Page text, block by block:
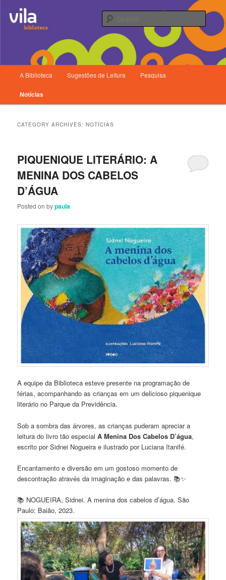
Biblioteca da Vila
Search
Skip
to
Skip
to
A Biblioteca Sugestões de Leitura Pesquisa
Notícias
CATEGORY ARCHIVES:NOTÍCIAS
PIQUENIQUE LITERÁRIO: A
MENINA DOS CABELOS
D’ÁGUA
Posted onbypaula
A equipe da Biblioteca esteve presente na programação de
férias, acompanhando as crianças em um delicioso piquenique
literário no Parque da Previdência.
Sob a sombra das árvores, as crianças puderam apreciar a
leitura do livro tão especialA Menina Dos Cabelos D’água,
escrito por Sidnei Nogueira e ilustrado por Luciana Itanifé.
Encantamento e diversão em um gostoso momento de
descontração através da imaginação e das palavras. 📚✨
📚 NOGUEIRA, Sidnei. A menina dos cabelos d’água. São
Paulo: Baião, 2023.